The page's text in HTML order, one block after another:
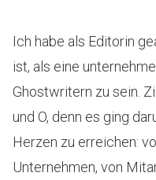
Ich habe als Editorin
ist, als eine
Ghostwritern zu sein.
und O, denn es ging
Herzen zu erreichen:
Unternehmen, von